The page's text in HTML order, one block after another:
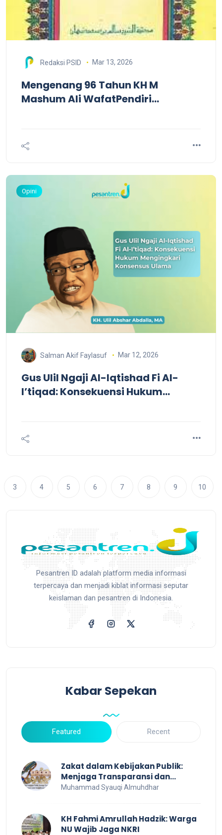
Redaksi PSID Mar 13, 2026
Mengenang 96 Tahun KH M
Mashum Ali WafatPendiri
Opini
Salman Akif Faylasuf Mar 12, 2026
Gus Ulil Ngaji Al-Iqtishad Fi Al-
I’tiqad: Konsekuensi Hukum
3 4 5 6 7 8 9 10
Pesantren ID adalah platform media informasi
terpercaya dan menjadi kiblat informasi seputar
keislaman dan pesantren di Indonesia.
Kabar Sepekan
Featured Recent
Zakat dalam Kebijakan Publik:
Menjaga Transparansi dan
Efisiensi untuk Kesejahteraan
Muhammad Syauqi Almuhdhar
KH Fahmi Amrullah Hadzik: Warga
NU Wajib Jaga NKRI